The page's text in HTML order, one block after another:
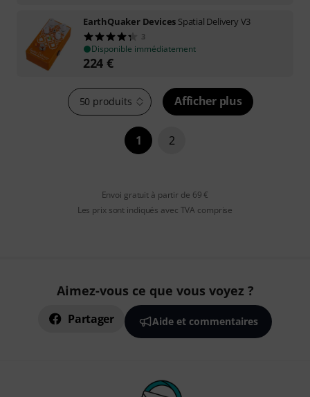
EarthQuaker Devices Spatial Delivery V3
3
Disponible immédiatement
224 €
50 produits Afficher plus
1 2
Envoi gratuit à partir de 69 €
Les prix sont indiqués avec TVA comprise
Aimez-vous ce que vous voyez ?
Partager Aide et commentaires